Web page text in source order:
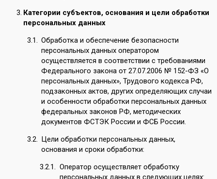
Категории субъектов, основания и цели обработки
персональных данных
Обработка и обеспечение безопасности
персональных данных оператором
осуществляется в соответствии с требованиями
Федерального закона от 27.07.2006 № 152-ФЗ «О
персональных данных», Трудового кодекса РФ,
подзаконных актов, других определяющих случаи
и особенности обработки персональных данных
федеральных законов РФ, методических
документов ФСТЭК России и ФСБ России.
Цели обработки персональных данных,
основания и сроки обработки:
Оператор осуществляет обработку
персональных данных в следующих целях: